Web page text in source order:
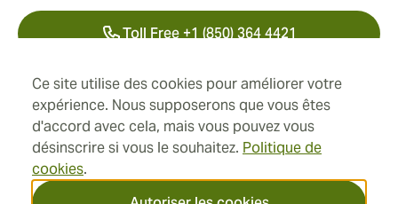
Ce site utilise des cookies pour améliorer votre
expérience. Nous supposerons que vous êtes
d'accord avec cela, mais vous pouvez vous
désinscrire si vous le souhaitez. Politique de
cookies.
Informations
Toll Free +1 (850) 364 4421
+41 22 518 44 43
info@swisscubancigars.com